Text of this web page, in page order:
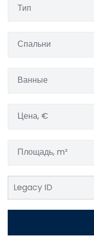
Тип
Спальни
Ванные
Цена, €
Площадь, m²